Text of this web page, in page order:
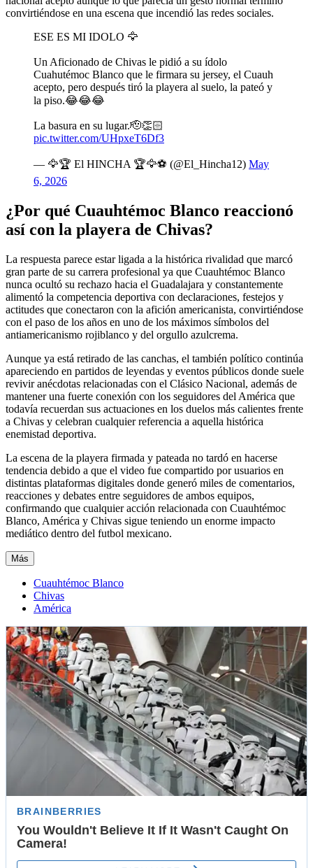
convirtiéndose en una escena que incendió las redes sociales.
ESE ES MI IDOLO 🦅
Un Aficionado de Chivas le pidió a su ídolo
Cuahutémoc Blanco que le firmara su jersey, el Cuauh
acepto, pero después tiró la playera al suelo, la pateó y
la piso.😂😂😂
La basura en su lugar.🫡👏🏻
pic.twitter.com/UHpxeT6Df3
— 🦅🏆 El HINCHA 🏆🦅⚽ (@El_Hincha12) May
6, 2026
¿Por qué Cuauhtémoc Blanco reaccionó
así con la playera de Chivas?
La respuesta parece estar ligada a la histórica rivalidad que marcó
gran parte de su carrera profesional ya que Cuauhtémoc Blanco
nunca ocultó su rechazo hacia el Guadalajara y constantemente
alimentó la competencia deportiva con declaraciones, festejos y
actitudes que conectaron con la afición americanista, convirtiéndose
con el paso de los años en uno de los máximos símbolos del
antiamericanismo rojiblanco y del orgullo azulcrema.
Aunque ya está retirado de las canchas, el también político continúa
apareciendo en partidos de leyendas y eventos públicos donde suele
revivir anécdotas relacionadas con el Clásico Nacional, además de
mantener una fuerte conexión con los seguidores del América que
todavía recuerdan sus actuaciones en los duelos más calientes frente
a Chivas y celebran cualquier referencia a aquella histórica
enemistad deportiva.
La escena de la playera firmada y pateada no tardó en hacerse
tendencia debido a que el video fue compartido por usuarios en
distintas plataformas digitales donde generó miles de comentarios,
reacciones y debates entre seguidores de ambos equipos,
confirmando que cualquier acción relacionada con Cuauhtémoc
Blanco, América y Chivas sigue teniendo un enorme impacto
mediático dentro del futbol mexicano.
Más
Cuauhtémoc Blanco
Chivas
América